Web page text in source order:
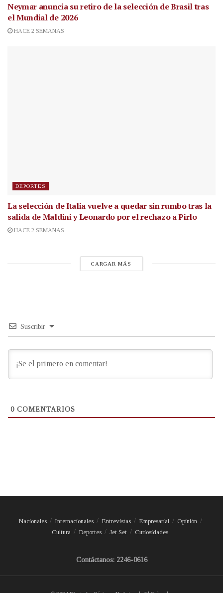
Neymar anuncia su retiro de la selección de Brasil tras
el Mundial de 2026
HACE 2 SEMANAS
DEPORTES
La selección de Italia vuelve a quedar sin rumbo tras la
salida de Maldini y Leonardo por el rechazo a Pirlo
HACE 2 SEMANAS
CARGAR MÁS
Suscribir
0 COMENTARIOS
Nacionales Internacionales Entrevistas Empresarial
Opinión
Cultura
Deportes Jet Set Curiosidades
Contáctanos: 2246-0616